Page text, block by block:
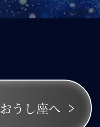
おうし座へ